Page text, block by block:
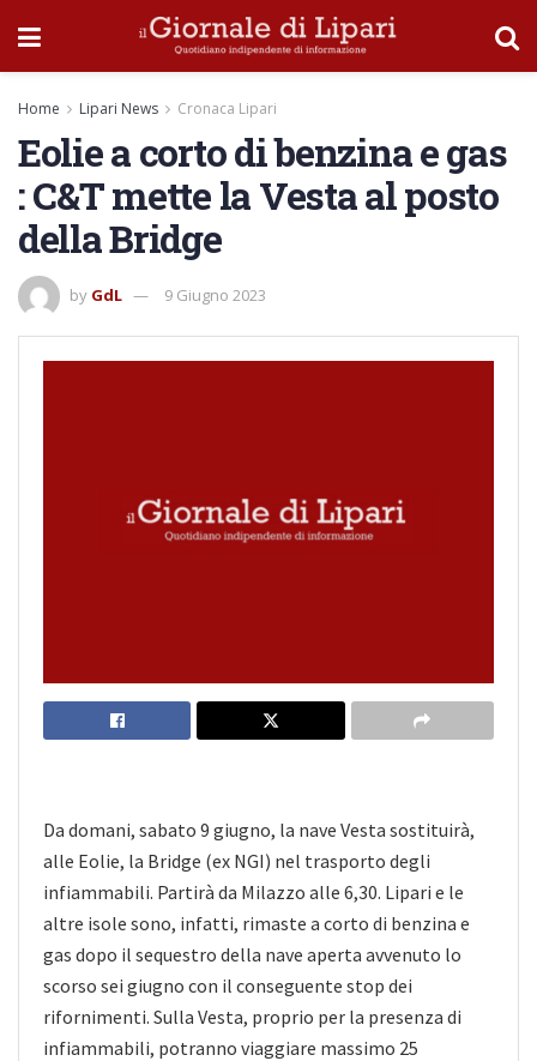
Home Lipari News Cronaca Lipari
Eolie a corto di benzina e gas
: C&T mette la Vesta al posto
della Bridge
by GdL 9 Giugno 2023
Da domani, sabato 9 giugno, la nave Vesta sostituirà,
alle Eolie, la Bridge (ex NGI) nel trasporto degli
infiammabili. Partirà da Milazzo alle 6,30. Lipari e le
altre isole sono, infatti, rimaste a corto di benzina e
gas dopo il sequestro della nave aperta avvenuto lo
scorso sei giugno con il conseguente stop dei
rifornimenti. Sulla Vesta, proprio per la presenza di
infiammabili, potranno viaggiare massimo 25